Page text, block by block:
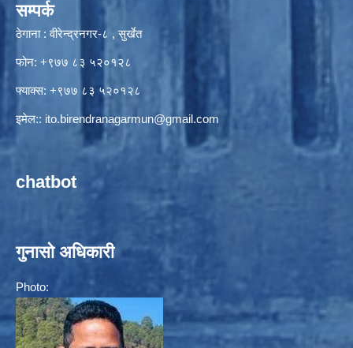
सम्पर्क
ठेगाना : वीरेन्द्रनगर-८ , सुर्खेत
फोन: +९७७ ८३ ५२०१२८
फ्याक्स: +९७७ ८३ ५२०१२८
इमेल:: ito.birendranagarmun@gmail.com
chatbot
गुनासो अधिकारी
Photo: